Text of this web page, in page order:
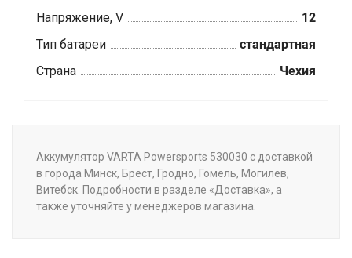
Напряжение, V
12
Тип батареи
стандартная
Страна
Чехия
Аккумулятор VARTA Powersports 530030 с доставкой
в города Минск, Брест, Гродно, Гомель, Могилев,
Витебск. Подробности в разделе «Доставка», а
также уточняйте у менеджеров магазина.